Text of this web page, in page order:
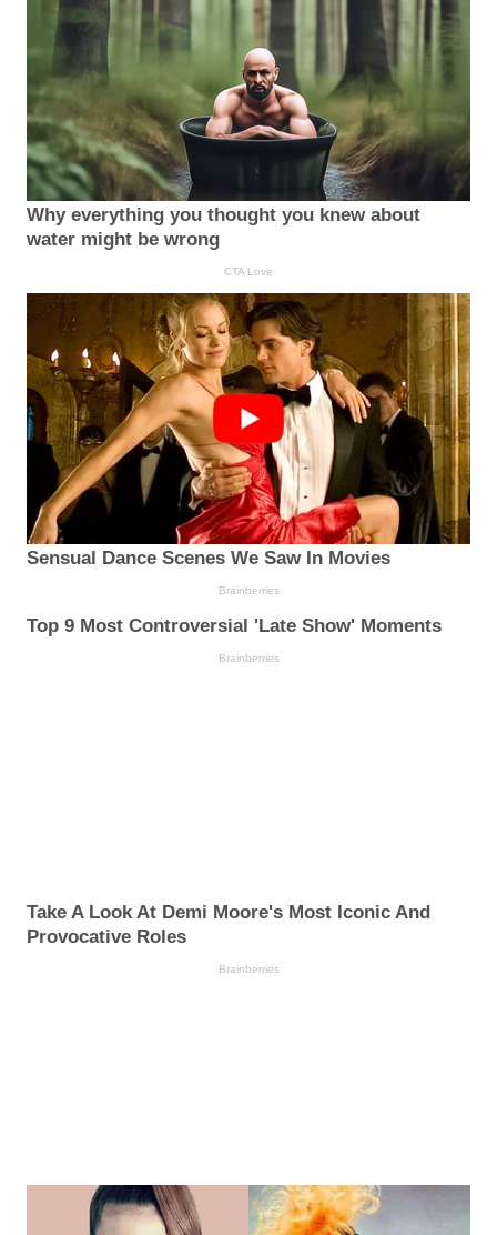
Why everything you thought you knew about
water might be wrong
CTA Love
Sensual Dance Scenes We Saw In Movies
Brainberries
Top 9 Most Controversial 'Late Show' Moments
Brainberries
Take A Look At Demi Moore's Most Iconic And
Provocative Roles
Brainberries